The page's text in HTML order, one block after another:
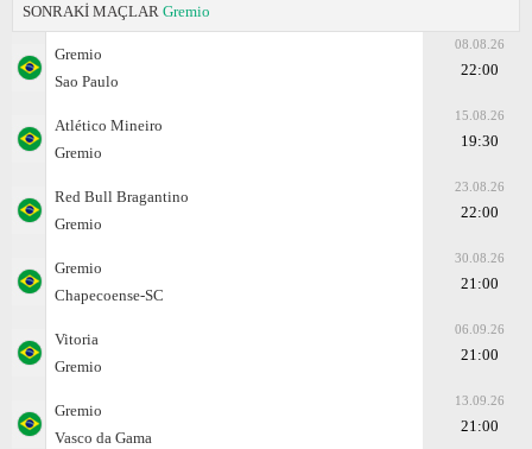
SONRAKİ MAÇLAR Gremio
Gremio
Sao Paulo
08.08.26
22:00
Atlético Mineiro
Gremio
15.08.26
19:30
Red Bull Bragantino
Gremio
23.08.26
22:00
Gremio
Chapecoense-SC
30.08.26
21:00
Vitoria
Gremio
06.09.26
21:00
Gremio
Vasco da Gama
13.09.26
21:00